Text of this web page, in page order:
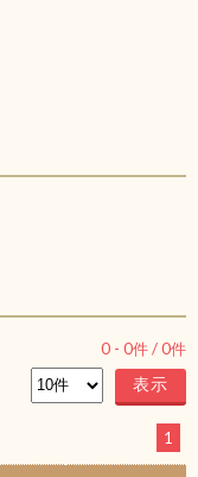
0 - 0件 /0件
1